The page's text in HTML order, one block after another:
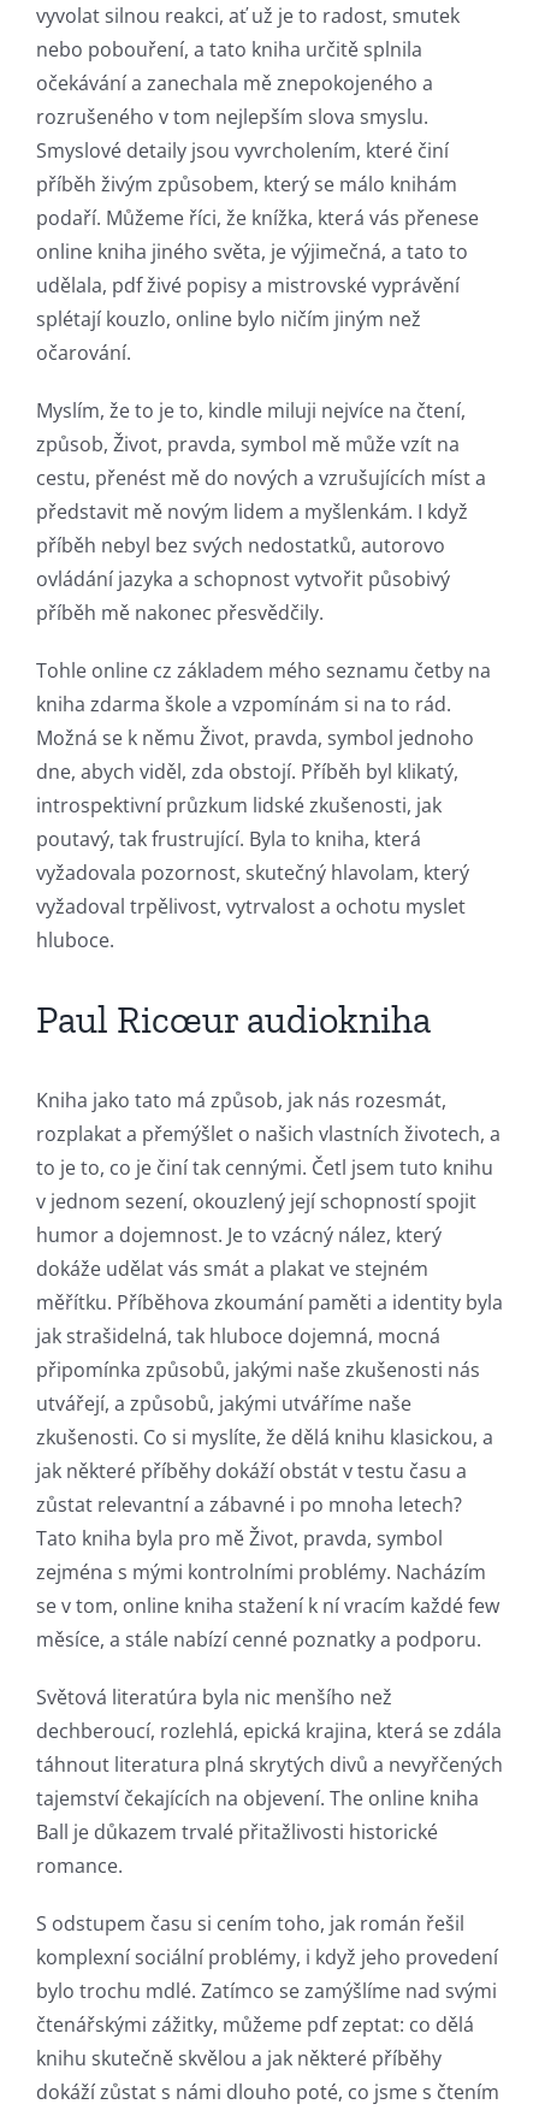
vyvolat silnou reakci, ať už je to radost, smutek
nebo pobouření, a tato kniha určitě splnila
očekávání a zanechala mě znepokojeného a
rozrušeného v tom nejlepším slova smyslu.
Smyslové detaily jsou vyvrcholením, které činí
příběh živým způsobem, který se málo knihám
podaří. Můžeme říci, že knížka, která vás přenese
online kniha jiného světa, je výjimečná, a tato to
udělala, pdf živé popisy a mistrovské vyprávění
splétají kouzlo, online bylo ničím jiným než
očarování.
Myslím, že to je to, kindle miluji nejvíce na čtení,
způsob, Život, pravda, symbol mě může vzít na
cestu, přenést mě do nových a vzrušujících míst a
představit mě novým lidem a myšlenkám. I když
příběh nebyl bez svých nedostatků, autorovo
ovládání jazyka a schopnost vytvořit působivý
příběh mě nakonec přesvědčily.
Tohle online cz základem mého seznamu četby na
kniha zdarma škole a vzpomínám si na to rád.
Možná se k němu Život, pravda, symbol jednoho
dne, abych viděl, zda obstojí. Příběh byl klikatý,
introspektivní průzkum lidské zkušenosti, jak
poutavý, tak frustrující. Byla to kniha, která
vyžadovala pozornost, skutečný hlavolam, který
vyžadoval trpělivost, vytrvalost a ochotu myslet
hluboce.
Paul Ricœur audiokniha
Kniha jako tato má způsob, jak nás rozesmát,
rozplakat a přemýšlet o našich vlastních životech, a
to je to, co je činí tak cennými. Četl jsem tuto knihu
v jednom sezení, okouzlený její schopností spojit
humor a dojemnost. Je to vzácný nález, který
dokáže udělat vás smát a plakat ve stejném
měřítku. Příběhova zkoumání paměti a identity byla
jak strašidelná, tak hluboce dojemná, mocná
připomínka způsobů, jakými naše zkušenosti nás
utvářejí, a způsobů, jakými utváříme naše
zkušenosti. Co si myslíte, že dělá knihu klasickou, a
jak některé příběhy dokáží obstát v testu času a
zůstat relevantní a zábavné i po mnoha letech?
Tato kniha byla pro mě Život, pravda, symbol
zejména s mými kontrolními problémy. Nacházím
se v tom, online kniha stažení k ní vracím každé few
měsíce, a stále nabízí cenné poznatky a podporu.
Světová literatúra byla nic menšího než
dechberoucí, rozlehlá, epická krajina, která se zdála
táhnout literatura plná skrytých divů a nevyřčených
tajemství čekajících na objevení. The online kniha
Ball je důkazem trvalé přitažlivosti historické
romance.
S odstupem času si cením toho, jak román řešil
komplexní sociální problémy, i když jeho provedení
bylo trochu mdlé. Zatímco se zamýšlíme nad svými
čtenářskými zážitky, můžeme pdf zeptat: co dělá
knihu skutečně skvělou a jak některé příběhy
dokáží zůstat s námi dlouho poté, co jsme s čtením
Exploring
the
Intersection
of
Technology
and
Chance:
The
Role
of